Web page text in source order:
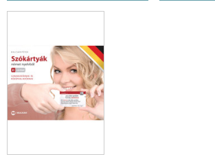
GYAKRAN ISMÉTELT KÉRDÉSEK